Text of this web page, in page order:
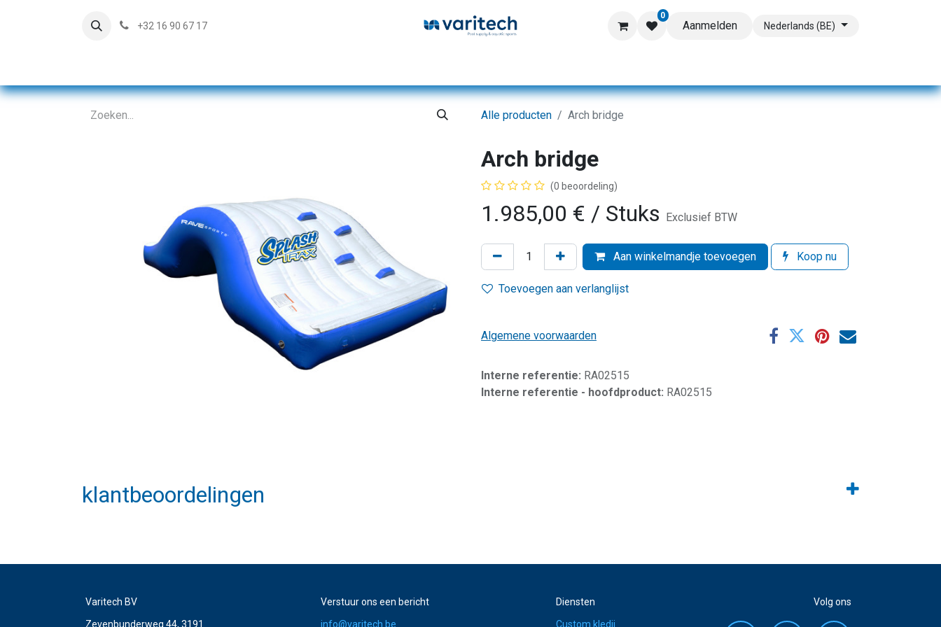
+32 16 90 67 17
0
Aanmelden Nederlands (BE)
Alle producten Arch bridge
Arch bridge
(0 beoordeling)
1.985,00 € / Stuks Exclusief BTW
Aan winkelmandje toevoegen Koop nu
Toevoegen aan verlanglijst
Algemene voorwaarden
Interne referentie: RA02515
Interne referentie - hoofdproduct: RA02515
klantbeoordelingen
Varitech BV
Zevenbunderweg 44, 3191
Diensten
Custom kledij
Verstuur ons een bericht
info@varitech.be
Volg ons